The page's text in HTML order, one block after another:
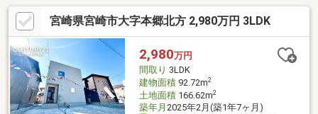
清潔感がありお手入れがしやすい人造大理石のシンク・【省令準
耐火構造】 外部の延焼、各室の防火、他室への延焼遅延・明る
い南向きのお部屋周辺環境マルショク加納店 営業時間9:00～
22:00でお仕事帰りのお買い物にも便利です♪
宮崎県宮崎市大字本郷北方 2,980万円 3LDK
2,980万円
間取り 3LDK
建物面積92.72m2
土地面積166.62m2
築年月 2025年2月(築1年7ヶ月)